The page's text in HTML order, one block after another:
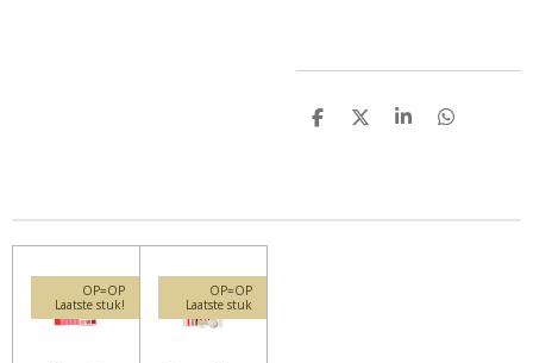
D
D
S
D
OP=OP
Laatste stuk!
OP=OP
Laatste stuk